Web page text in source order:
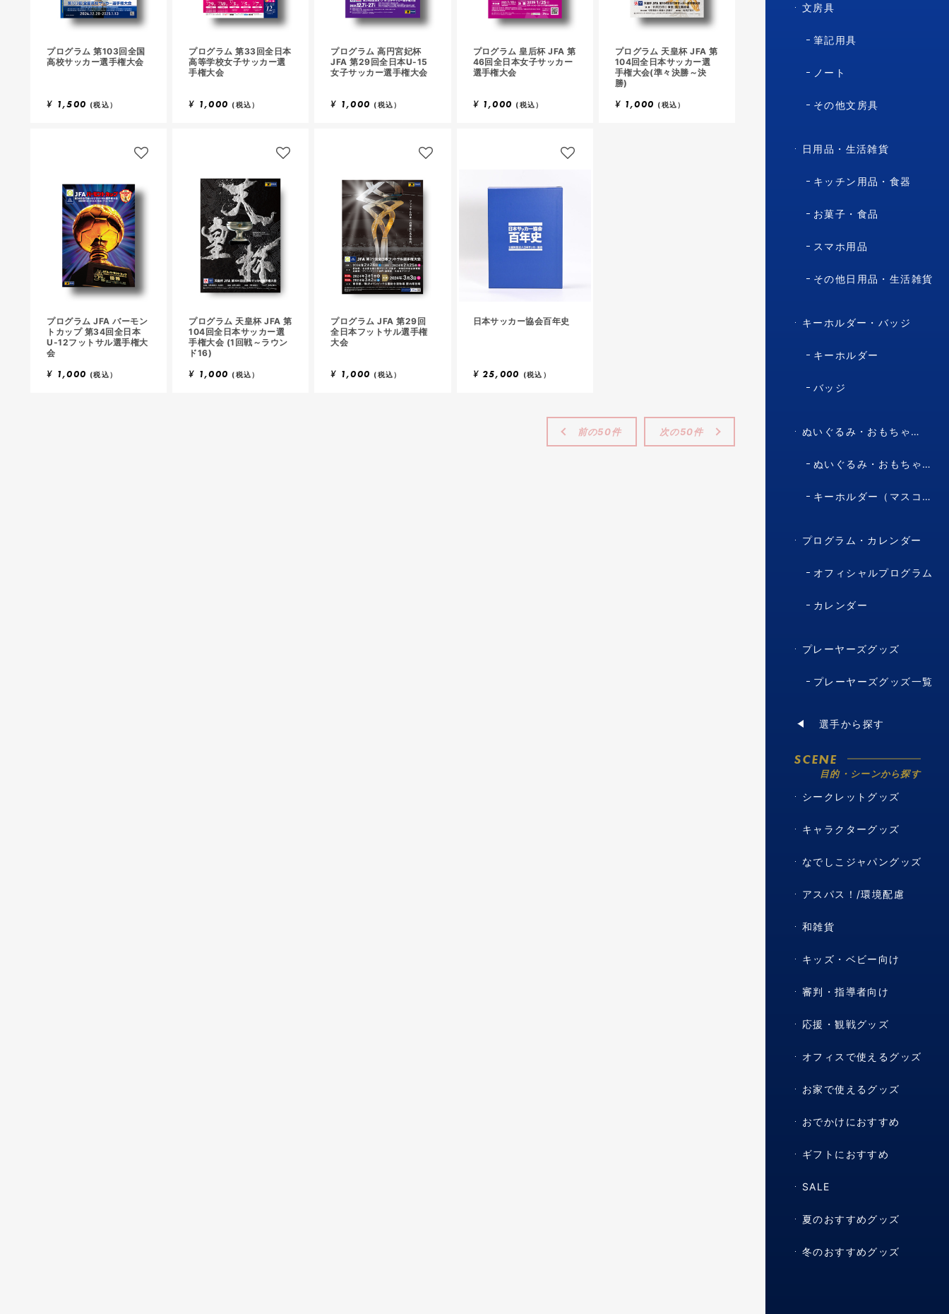
プログラム 第103回全国
高校サッカー選手権大会
¥ 1,500 (税込）
プログラム 第33回全日本
高等学校女子サッカー選
手権大会
¥ 1,000 (税込）
プログラム 高円宮妃杯
JFA 第29回全日本U-15
女子サッカー選手権大会
¥ 1,000 (税込）
プログラム 皇后杯 JFA 第
46回全日本女子サッカー
選手権大会
¥ 1,000 (税込）
プログラム 天皇杯 JFA 第
104回全日本サッカー選
手権大会(準々決勝～決
勝)
¥ 1,000 (税込）
プログラム JFA バーモン
トカップ 第34回全日本
U-12フットサル選手権大
会
¥ 1,000 (税込）
プログラム 天皇杯 JFA 第
104回全日本サッカー選
手権大会 (1回戦～ラウン
ド16)
¥ 1,000 (税込）
プログラム JFA 第29回
全日本フットサル選手権
大会
¥ 1,000 (税込）
日本サッカー協会百年史
¥ 25,000 (税込）
前の50件 次の50件
文房具
筆記用具
ノート
その他文房具
日用品・生活雑貨
キッチン用品・食器
お菓子・食品
スマホ用品
その他日用品・生活雑貨
キーホルダー・バッジ
キーホルダー
バッジ
ぬいぐるみ・おもちゃ・マスコット・キャラクター
ぬいぐるみ・おもちゃ（マスコット・キャラクター）
キーホルダー（マスコット・キャラクター）
プログラム・カレンダー
オフィシャルプログラム
カレンダー
プレーヤーズグッズ
プレーヤーズグッズ一覧
選手から探す
SCENE
目的・シーンから探す
シークレットグッズ
キャラクターグッズ
なでしこジャパングッズ
アスパス！/環境配慮
和雑貨
キッズ・ベビー向け
審判・指導者向け
応援・観戦グッズ
オフィスで使えるグッズ
お家で使えるグッズ
おでかけにおすすめ
ギフトにおすすめ
SALE
夏のおすすめグッズ
冬のおすすめグッズ